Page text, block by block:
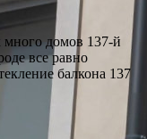
много домов 137-й
все равно
балкона 137